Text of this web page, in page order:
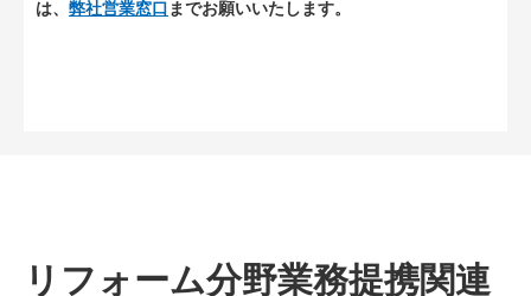
は、 弊社営業窓口 までお願いいたします。
リフォーム分野業務提携関連